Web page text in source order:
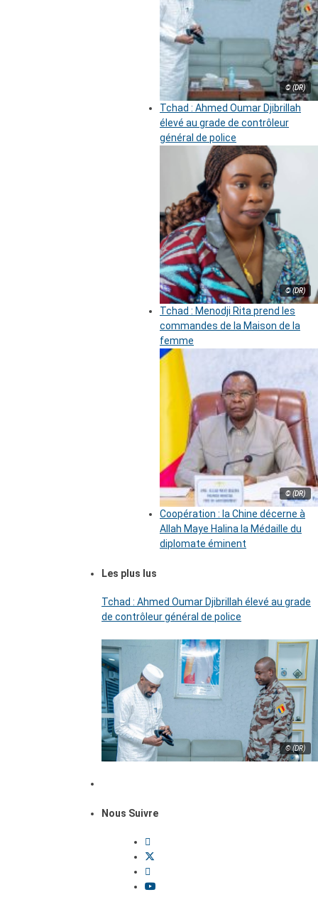
© (DR)
Tchad : Ahmed Oumar Djibrillah
élevé au grade de contrôleur
général de police
© (DR)
Tchad : Menodji Rita prend les
commandes de la Maison de la
femme
© (DR)
Coopération : la Chine décerne à
Allah Maye Halina la Médaille du
diplomate éminent
Les plus lus
Tchad : Ahmed Oumar Djibrillah élevé au grade
de contrôleur général de police
© (DR)
Nous Suivre